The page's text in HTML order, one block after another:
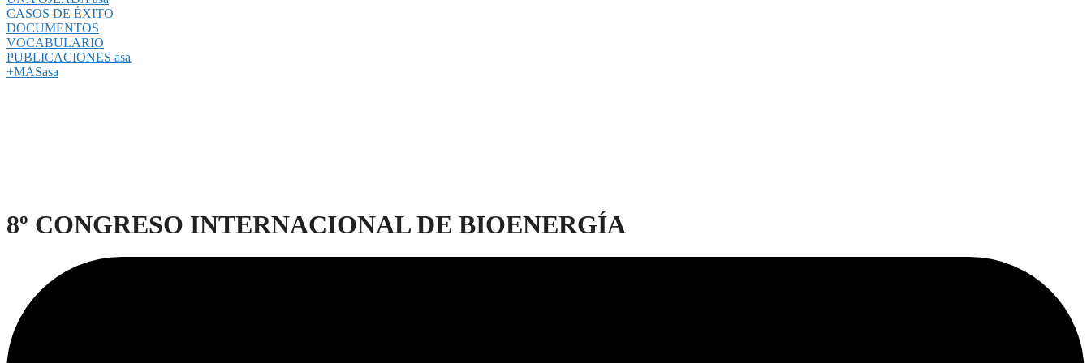
CASOS DE ÉXITO
DOCUMENTOS
VOCABULARIO
PUBLICACIONES asa
+MASasa
8º CONGRESO INTERNACIONAL DE BIOENERGÍA